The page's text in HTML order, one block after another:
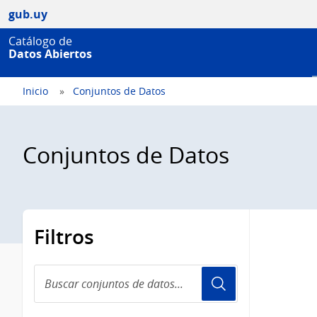
gub.uy
Catálogo de
Datos Abiertos
Inicio Conjuntos de Datos
Conjuntos de Datos
Filtros
conjuntos
de